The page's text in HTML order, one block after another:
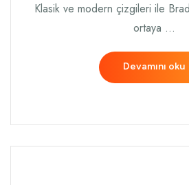
Klasik ve modern çizgileri ile
ortaya …
Devamını oku